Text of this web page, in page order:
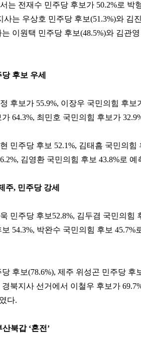
박창훈 최재원
는 전재수 민주당 후보가 50.2%로 박
사는 우상호 민주당 후보(51.3%)와 김
이원택 민주당 후보(48.5%)와 김관
후보 우세
후보가 55.9%, 이장우 국민의힘 후보
64.3%, 최민호 국민의힘 후보가
민주당 후보 52.1%, 김태흠 국민의힘
김영환 국민의힘 후보 43.8%로 예
주, 민주당 강세
민주당 후보52.8%, 김두겸 국민의힘
54.3%, 박완수 국민의힘 후보
후보(78.6%), 제주 위성곤 민주당 후
북지사 선거에서 이철우 후보가
다.
북갑 ‘혼전’